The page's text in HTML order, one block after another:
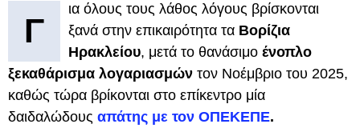
Γ
ια όλους τους λάθος λόγους βρίσκονται
ξανά στην επικαιρότητα τα Βορίζια
Ηρακλείου, μετά το θανάσιμο ένοπλο
ξεκαθάρισμα λογαριασμών τον Νοέμβριο του 2025,
καθώς τώρα βρίκονται στο επίκεντρο μία
δαιδαλώδους απάτης με τον ΟΠΕΚΕΠΕ.